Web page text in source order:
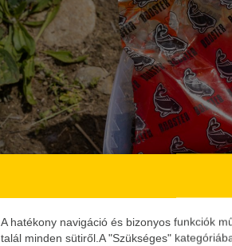
A hatékony navigáció és bizonyos funkciók
talál minden sütiről.A "Szükséges"